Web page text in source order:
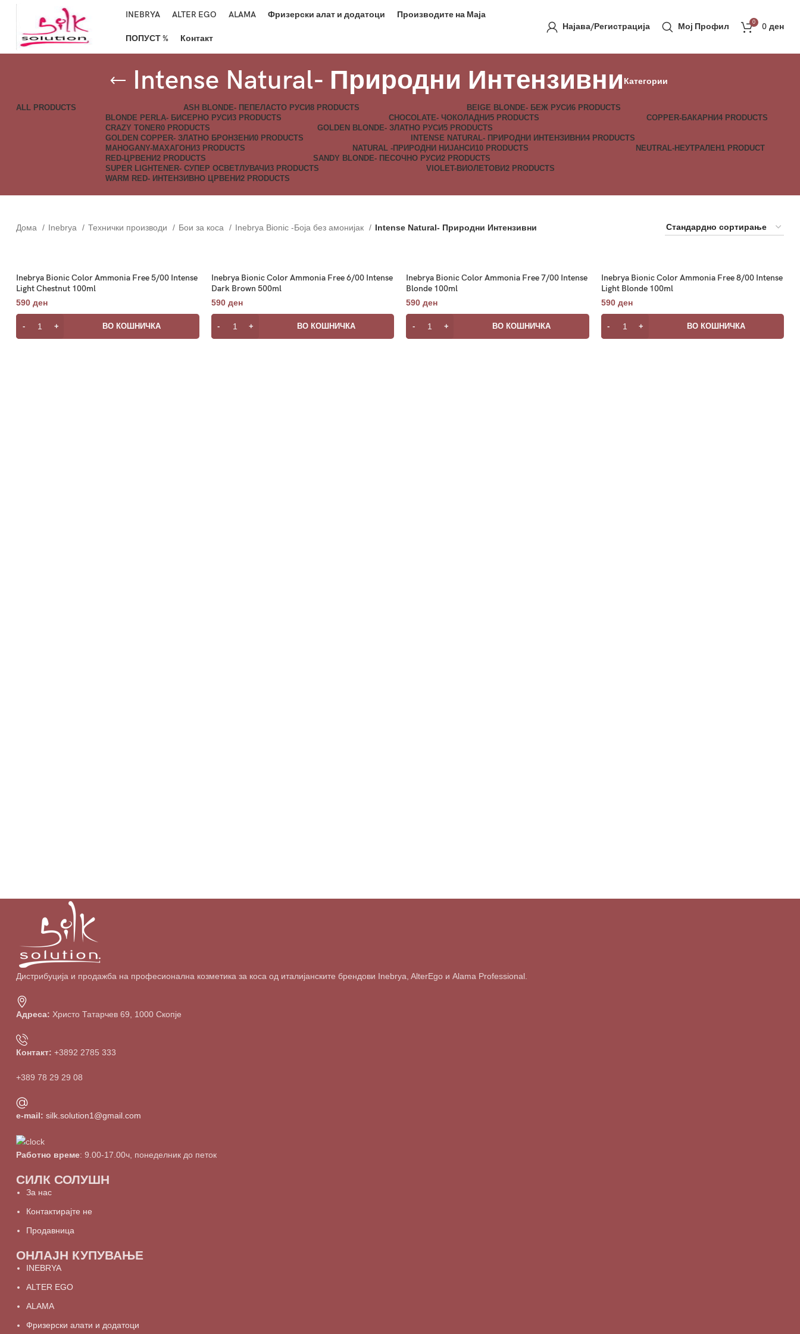
INEBRYA ALTER EGO ALAMA Фризерски алат и додатоци Производите на Маја
ПОПУСТ % Контакт
Најава/Регистрација Мој Профил 0 0 ден
Intense Natural- Природни Интензивни Категории
ALL PRODUCTS ASH BLONDE- ПЕПЕЛАСТО РУСИ8 PRODUCTS BEIGE BLONDE- БЕЖ РУСИ6 PRODUCTS
BLONDE PERLA- БИСЕРНО РУСИ3 PRODUCTS CHOCOLATE- ЧОКОЛАДНИ5 PRODUCTS COPPER-БАКАРНИ4 PRODUCTS
CRAZY TONER0 PRODUCTS GOLDEN BLONDE- ЗЛАТНO РУСИ5 PRODUCTS
GOLDEN COPPER- ЗЛАТНО БРОНЗЕНИ0 PRODUCTS INTENSE NATURAL- ПРИРОДНИ ИНТЕНЗИВНИ4 PRODUCTS
MAHOGANY-МАХАГОНИ3 PRODUCTS NATURAL -ПРИРОДНИ НИЈАНСИ 10 PRODUCTS NEUTRAL-НЕУТРАЛЕН 1 PRODUCT
RED-ЦРВЕНИ2 PRODUCTS SANDY BLONDE- ПЕСОЧНО РУСИ2 PRODUCTS
SUPER LIGHTENER- СУПЕР ОСВЕТЛУВАЧИ3 PRODUCTS VIOLET-ВИОЛЕТОВИ2 PRODUCTS
WARM RED- ИНТЕНЗИВНО ЦРВЕНИ2 PRODUCTS
Дома Inebrya Технички производи Бои за коса Inebrya Bionic -Боја без амонијак Intense Natural- Природни Интензивни
Inebrya Bionic Color Ammonia Free 5/00 Intense
Light Chestnut 100ml
590 ден
ВО КОШНИЧКА
Inebrya Bionic Color Ammonia Free 6/00 Intense
Dark Brown 500ml
590 ден
ВО КОШНИЧКА
Inebrya Bionic Color Ammonia Free 7/00 Intense
Blonde 100ml
590 ден
ВО КОШНИЧКА
Inebrya Bionic Color Ammonia Free 8/00 Intense
Light Blonde 100ml
590 ден
ВО КОШНИЧКА
Дистрибуција и продажба на професионална козметика за коса од италијанските брендови Inebrya, AlterEgo и Alama Professional.
Адреса: Христо Татарчев 69, 1000 Скопје
Контакт: +3892 2785 333
+389 78 29 29 08
e-mail: silk.solution1@gmail.com
Работно време: 9.00-17.00ч, понеделник до петок
СИЛК СОЛУШН
За нас
Контактирајте не
Продавница
ОНЛАЈН КУПУВАЊЕ
INEBRYA
ALTER EGO
ALAMA
Фризерски алати и додатоци